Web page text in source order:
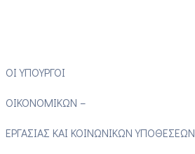
ΟΙ ΥΠΟΥΡΓΟΙ
ΟΙΚΟΝΟΜΙΚΩΝ –
ΕΡΓΑΣΙΑΣ ΚΑΙ ΚΟΙΝΩΝΙΚΩΝ ΥΠΟΘΕΣΕΩΝ